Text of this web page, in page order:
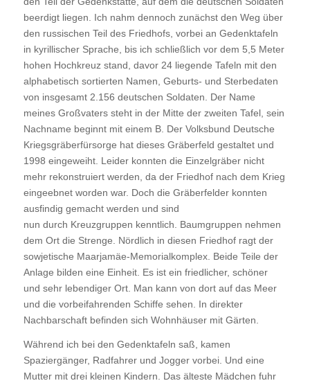
beerdigt liegen. Ich nahm dennoch zunächst den Weg über
den russischen Teil des Friedhofs, vorbei an Gedenktafeln
in kyrillischer Sprache, bis ich schließlich vor dem 5,5 Meter
hohen Hochkreuz stand, davor 24 liegende Tafeln mit den
alphabetisch sortierten Namen, Geburts- und Sterbedaten
von insgesamt 2.156 deutschen Soldaten. Der Name
meines Großvaters steht in der Mitte der zweiten Tafel, sein
Nachname beginnt mit einem B. Der Volksbund Deutsche
Kriegsgräberfürsorge hat dieses Gräberfeld gestaltet und
1998 eingeweiht. Leider konnten die Einzelgräber nicht
mehr rekonstruiert werden, da der Friedhof nach dem Krieg
eingeebnet worden war. Doch die Gräberfelder konnten
ausfindig gemacht werden und sind
nun durch Kreuzgruppen kenntlich. Baumgruppen nehmen
dem Ort die Strenge. Nördlich in diesen Friedhof ragt der
sowjetische Maarjamäe-Memorialkomplex. Beide Teile der
Anlage bilden eine Einheit. Es ist ein friedlicher, schöner
und sehr lebendiger Ort. Man kann von dort auf das Meer
und die vorbeifahrenden Schiffe sehen. In direkter
Nachbarschaft befinden sich Wohnhäuser mit Gärten.
Während ich bei den Gedenktafeln saß, kamen
Spaziergänger, Radfahrer und Jogger vorbei. Und eine
Mutter mit drei kleinen Kindern. Das älteste Mädchen fuhr